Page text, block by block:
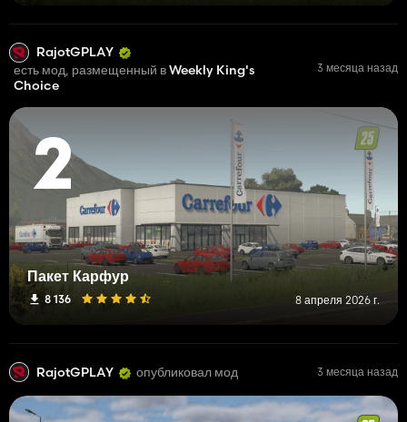
RajotGPLAY
есть мод, размещенный вWeekly King's
Choice
3 месяца назад
2
Пакет Карфур
8 136 8 апреля 2026 г.
RajotGPLAY опубликовал мод 3 месяца назад